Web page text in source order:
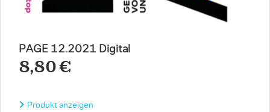
PAGE 12.2021 Digital
8,80 €
Produkt anzeigen